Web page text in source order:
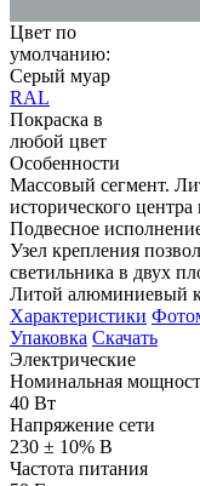
Цвет по
умолчанию:
Серый муар
RAL
Покраска в
любой цвет
Особенности
Массовый сегмент.
исторического центра
Подвесное
Узел крепления
светильника в двух
Литой алюминиевый
Характеристики
Упаковка Скачать
Электрические
Номинальная
40 Вт
Напряжение сети
230 ± 10% В
Частота питания